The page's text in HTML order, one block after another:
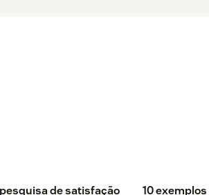
de satisfação 10